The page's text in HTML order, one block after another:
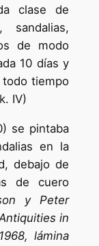
clase de
sandalias,
de modo
10 días y
tiempo
IV)
se pintaba
en la
debajo de
de cuero
y Peter
in
lámina